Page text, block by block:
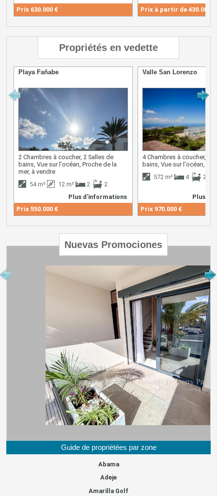
Prix 630.000 €
Prix à partir de 430.000 €
Propriétés en vedette
Playa Fañabe
2 Chambres à coucher, 2 Salles de
bains, Vue sur l'océan, Proche de la
mer, à vendre
54 m²
12 m² 2
2
Plus d'informations
Prix 550.000 €
Valle San Lorenzo
4 Chambres à coucher, 2
bains, Vue sur l'océan, à
572 m²
4 2
Plus
Prix 970.000 €
Nuevas Promociones
Guide de propriétées par zone
Abama
Adeje
Amarilla Golf